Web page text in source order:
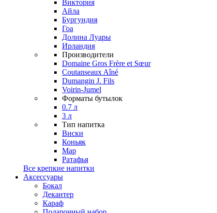
Виктория
Айла
Бургундия
Гоа
Долина Луары
Ирландия
Производители
Domaine Gros Frère et Sœur
Coutanseaux Aîné
Dumangin J. Fils
Voirin-Jumel
Форматы бутылок
0.7 л
3 л
Тип напитка
Виски
Коньяк
Мар
Ратафья
Все крепкие напитки
Аксессуары
Бокал
Декантер
Караф